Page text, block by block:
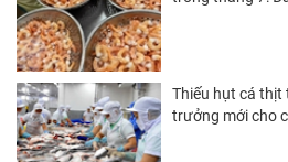
Thiếu hụt cá thịt
trưởng mới cho